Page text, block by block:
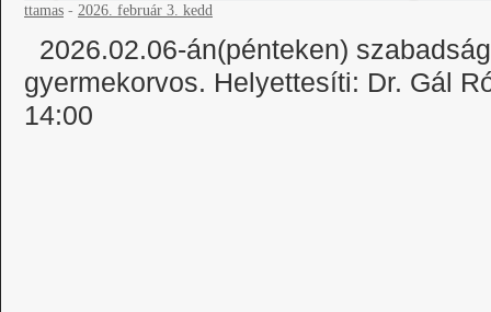
ttamas - 2026. február 3. kedd
2026.02.06-án(pénteken)
gyermekorvos. Helyettesíti: Dr. Gál
14:00